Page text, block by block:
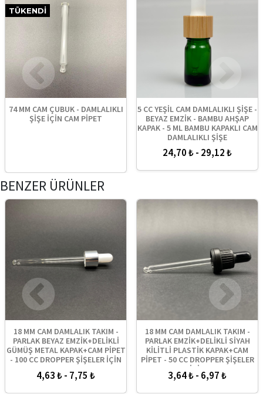
TÜKENDI
74 MM CAM ÇUBUK - DAMLALIKLI
ŞİŞE İÇİN CAM PİPET
5 CC YEŞİL CAM DAMLALIKLI ŞİŞE -
BEYAZ EMZİK - BAMBU AHŞAP
KAPAK - 5 ML BAMBU KAPAKLI CAM
DAMLALIKLI ŞİŞE
24,70 ₺ - 29,12 ₺
BENZER ÜRÜNLER
18 MM CAM DAMLALIK TAKIM -
PARLAK BEYAZ EMZİK+DELİKLİ
GÜMÜŞ METAL KAPAK+CAM PİPET
- 100 CC DROPPER ŞİŞELER İÇİN
4,63 ₺ - 7,75 ₺
18 MM CAM DAMLALIK TAKIM -
PARLAK EMZİK+DELİKLİ SİYAH
KİLİTLİ PLASTİK KAPAK+CAM
PİPET - 50 CC DROPPER ŞİŞELER
İÇİN
3,64 ₺ - 6,97 ₺